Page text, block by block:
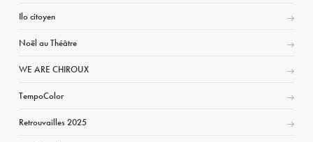
Ilo citoyen
Noël au Théâtre
WE ARE CHIROUX
TempoColor
Retrouvailles 2025